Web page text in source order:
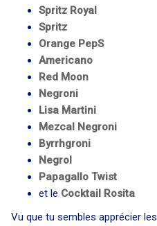
Spritz Royal
Spritz
Orange PepS
Americano
Red Moon
Negroni
Lisa Martini
Mezcal Negroni
Byrrhgroni
Negrol
Papagallo Twist
et le Cocktail Rosita
Vu que tu sembles apprécier les